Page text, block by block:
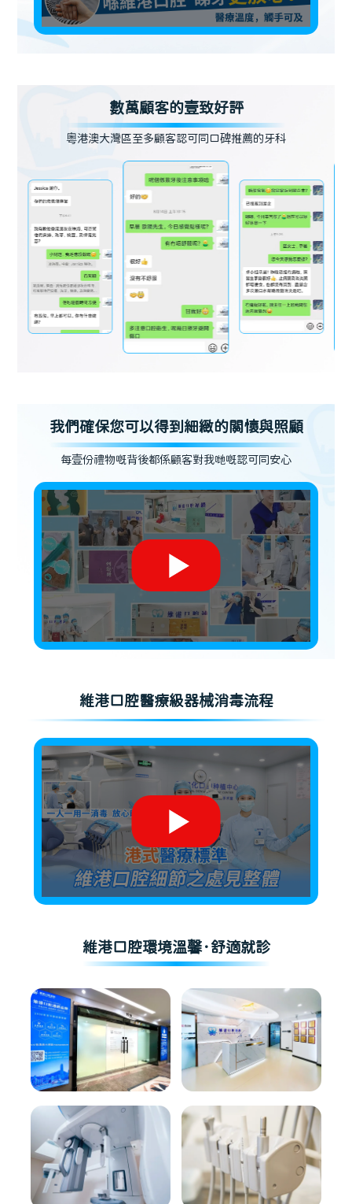
數萬顧客的壹致好評
粵港澳大灣區至多顧客認可同口碑推薦的牙科
我們確保您可以得到細緻的關懷與照顧
每壹份禮物嘅背後都係顧客對我哋嘅認可同安心
維港口腔醫療級器械消毒流程
維港口腔環境溫馨·舒適就診